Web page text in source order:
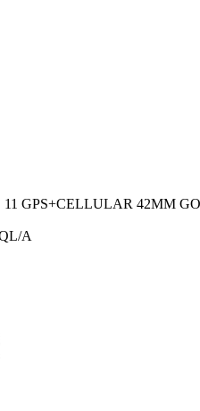
11 GPS+CELLULAR 42MM
A